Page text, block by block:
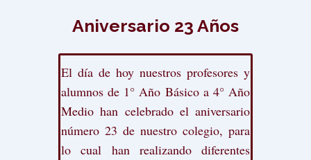
Aniversario 23 Años
El día de hoy nuestros profesores y
alumnos de 1° Año Básico a 4° Año
Medio han celebrado el aniversario
número 23 de nuestro colegio, para
lo cual han realizando diferentes